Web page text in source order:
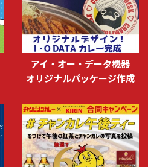
アイ・オー・データ機器
オリジナルパッケージ作成